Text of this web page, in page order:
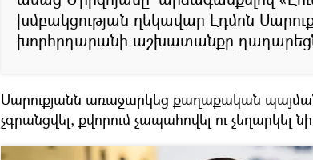
խմբակցության ղեկավար Էդմոն
խորհրդարանի աշխատանքը
Մարուքյանն առաջարկեց քաղաքական
չգրանցվել, քվորում չապահովել ու չեղարկել